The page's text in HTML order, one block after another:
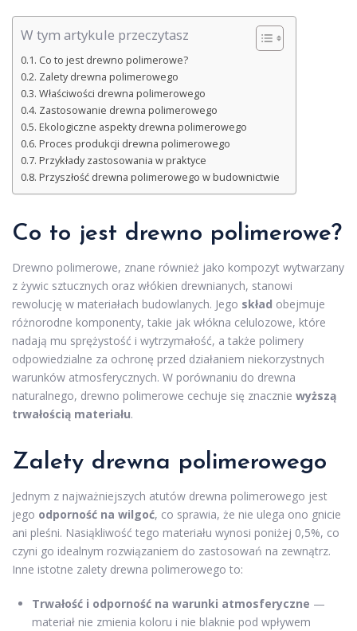
W tym artykule przeczytasz
Co to jest drewno polimerowe?
Zalety drewna polimerowego
Właściwości drewna polimerowego
Zastosowanie drewna polimerowego
Ekologiczne aspekty drewna polimerowego
Proces produkcji drewna polimerowego
Przykłady zastosowania w praktyce
Przyszłość drewna polimerowego w budownictwie
Co to jest drewno polimerowe?
Drewno polimerowe, znane również jako kompozyt wytwarzany
z żywic sztucznych oraz włókien drewnianych, stanowi
rewolucję w materiałach budowlanych. Jego skład obejmuje
różnorodne komponenty, takie jak włókna celulozowe, które
nadają mu sprężystość i wytrzymałość, a także polimery
odpowiedzialne za ochronę przed działaniem niekorzystnych
warunków atmosferycznych. W porównaniu do drewna
naturalnego, drewno polimerowe cechuje się znacznie wyższą
trwałością materiału.
Zalety drewna polimerowego
Jednym z najważniejszych atutów drewna polimerowego jest
jego odporność na wilgoć, co sprawia, że nie ulega ono gnicie
ani pleśni. Nasiąkliwość tego materiału wynosi poniżej 0,5%, co
czyni go idealnym rozwiązaniem do zastosowań na zewnątrz.
Inne istotne zalety drewna polimerowego to:
Trwałość i odporność na warunki atmosferyczne —
materiał nie zmienia koloru i nie blaknie pod wpływem